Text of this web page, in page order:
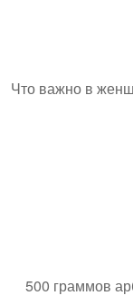
Что важно в
500 граммов